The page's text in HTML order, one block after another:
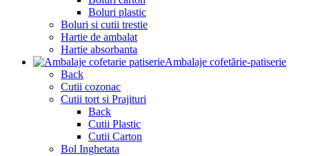
Boluri plastic
Boluri si cutii trestie
Hartie de ambalat
Hartie absorbanta
Ambalaje cofetărie-patiserie
Back
Cutii cozonac
Cutii tort si Prajituri
Back
Cutii Plastic
Cutii Carton
Bol Inghetata